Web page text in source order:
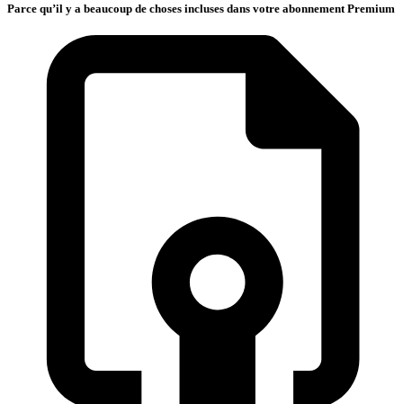
Parce qu’il y a beaucoup de choses incluses dans votre abonnement Premium